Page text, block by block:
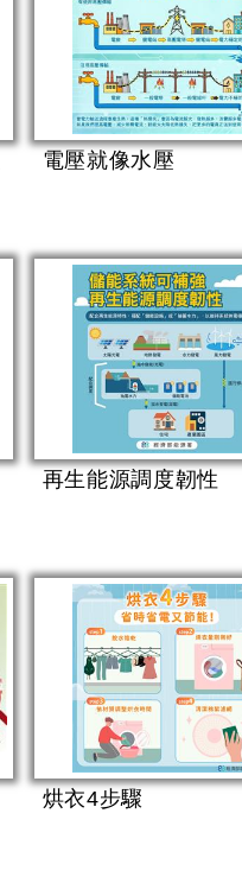
電壓就像水壓
再生能源調度韌性
烘衣4步驟